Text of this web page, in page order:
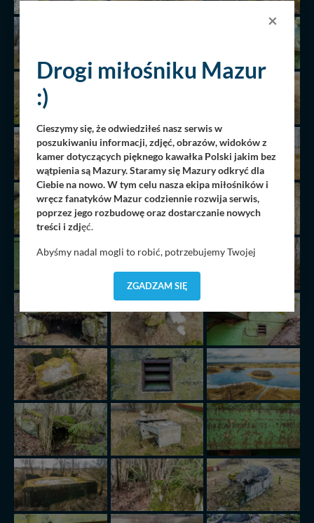
×
Drogi miłośniku Mazur
:)
Cieszymy się, że odwiedziłeś nasz serwis w
poszukiwaniu informacji, zdjęć, obrazów, widoków z
kamer dotyczących pięknego kawałka Polski jakim bez
wątpienia są Mazury. Staramy się Mazury odkryć dla
Ciebie na nowo. W tym celu nasza ekipa miłośników i
wręcz fanatyków Mazur codziennie rozwija serwis,
poprzez jego rozbudowę oraz dostarczanie nowych
treści i zdjęć.
Abyśmy nadal mogli to robić, potrzebujemy Twojej
dostosować do Twoich preferencji. Twoje dane (w tym
pliki cookies) będą zapisywane w celu usprawnienia
wyszukania, ulubione miejsca, logowania, itp).
Bezpieczeństwo Twoich danych jest dla nas
priorytetowe, bez poinformowania Ciebie nie będziemy
zmieniać zakresu naszych uprawnień. Twoje dane są u
nas bezpieczne, jeśli masz wątpliwości co do naszych
intencji, zawsze możesz wycofać swoją zgodę. Więcej
informacji uzyskach w naszejPolityce Prywatności.
Klikając znak X lub przycisk PRZEJDŹ DO SERWISU
wyrażasz zgodę na przetwarzanie Twoich danych.
Nasz serwis nie wykorzystuje oraz nie udostępnia
Twoich danych innym podmiotom oraz osobom
trzecim. Wyjątkiem jest sytuacja, gdy przekazanie
Twoich danych jest elementem usługi (przekazanie
danych z formularza kontaktowego, przekazanie danych
ZGADZAM SIĘ